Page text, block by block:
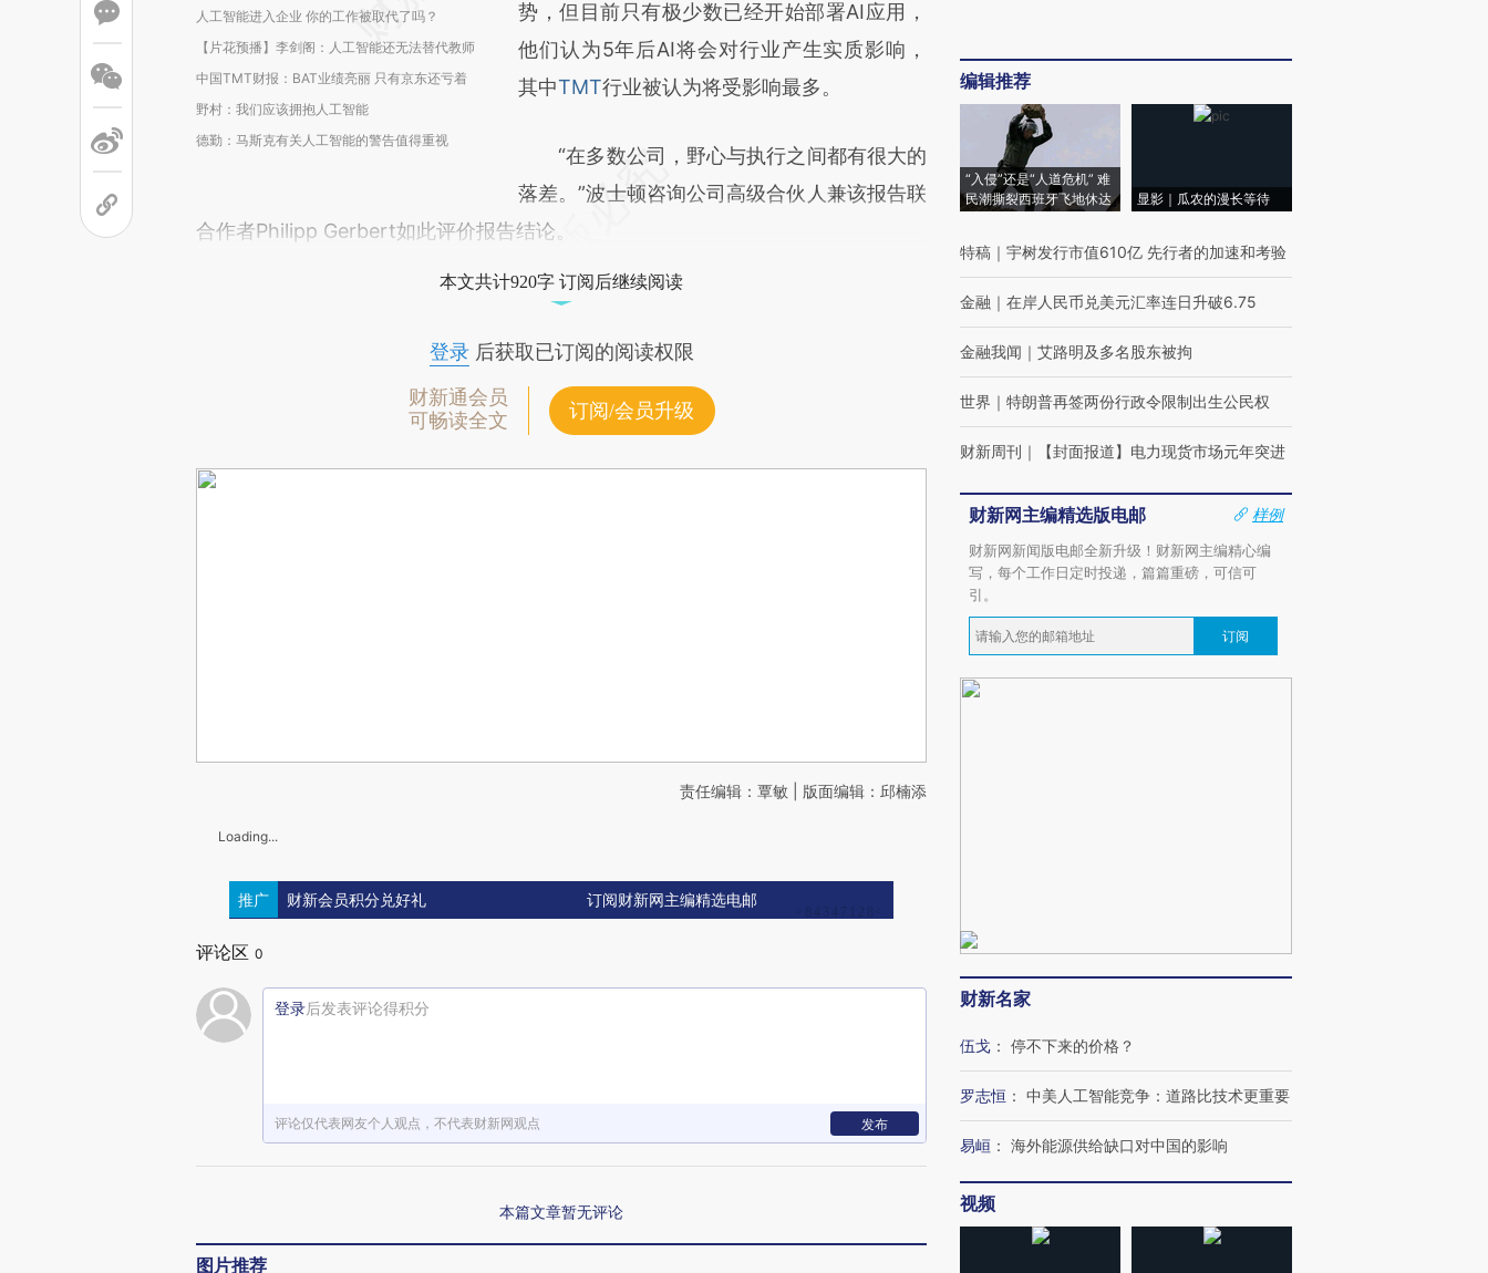
人工智能进入企业 你的工作被取代了吗？
【片花预播】李剑阁：人工智能还无法替代教师
中国TMT财报：BAT业绩亮丽 只有京东还亏着
野村：我们应该拥抱人工智能
德勤：马斯克有关人工智能的警告值得重视
势，但目前只有极少数已经开始部署AI应用，
他们认为5年后AI将会对行业产生实质影响，
其中TMT行业被认为将受影响最多。
“在多数公司，野心与执行之间都有很大的
落差。”波士顿咨询公司高级合伙人兼该报告联
合作者Philipp Gerbert如此评价报告结论。
本文共计920字 订阅后继续阅读
登录后获取已订阅的阅读权限
财新通会员
可畅读全文
订阅/会员升级
责任编辑：覃敏 | 版面编辑：邱楠添
Loading...
推广 财新会员积分兑好礼 订阅财新网主编精选电邮
评论区 0
登录后发表评论得积分
评论仅代表网友个人观点，不代表财新网观点 发布
本篇文章暂无评论
图片推荐
编辑推荐
“入侵”还是“人道危机” 难
民潮撕裂西班牙飞地休达
显影｜瓜农的漫长等待
特稿 ｜ 宇树发行市值610亿 先行者的加速和考验
金融 ｜ 在岸人民币兑美元汇率连日升破6.75
金融我闻 ｜ 艾路明及多名股东被拘
世界 ｜ 特朗普再签两份行政令限制出生公民权
财新周刊 ｜ 【封面报道】电力现货市场元年突进
财新网主编精选版电邮
样例
财新网新闻版电邮全新升级！财新网主编精心编
写，每个工作日定时投递，篇篇重磅，可信可
引。
订阅
财新名家
伍戈 ： 停不下来的价格？
罗志恒 ： 中美人工智能竞争：道路比技术更重要
易峘 ： 海外能源供给缺口对中国的影响
视频